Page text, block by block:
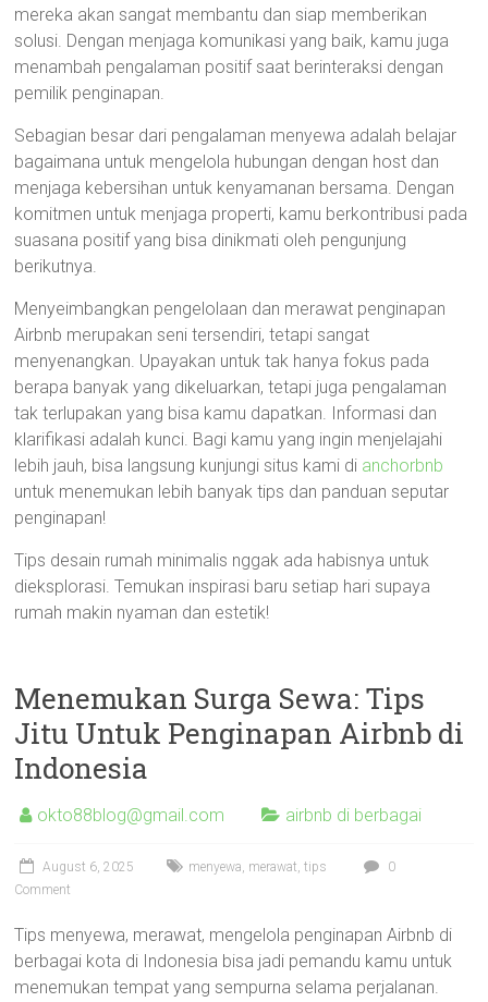
mereka akan sangat membantu dan siap memberikan
solusi. Dengan menjaga komunikasi yang baik, kamu juga
menambah pengalaman positif saat berinteraksi dengan
pemilik penginapan.
Sebagian besar dari pengalaman menyewa adalah belajar
bagaimana untuk mengelola hubungan dengan host dan
menjaga kebersihan untuk kenyamanan bersama. Dengan
komitmen untuk menjaga properti, kamu berkontribusi pada
suasana positif yang bisa dinikmati oleh pengunjung
berikutnya.
Menyeimbangkan pengelolaan dan merawat penginapan
Airbnb merupakan seni tersendiri, tetapi sangat
menyenangkan. Upayakan untuk tak hanya fokus pada
berapa banyak yang dikeluarkan, tetapi juga pengalaman
tak terlupakan yang bisa kamu dapatkan. Informasi dan
klarifikasi adalah kunci. Bagi kamu yang ingin menjelajahi
lebih jauh, bisa langsung kunjungi situs kami di anchorbnb
untuk menemukan lebih banyak tips dan panduan seputar
penginapan!
Tips desain rumah minimalis nggak ada habisnya untuk
dieksplorasi. Temukan inspirasi baru setiap hari supaya
rumah makin nyaman dan estetik!
Menemukan Surga Sewa: Tips
Jitu Untuk Penginapan Airbnb di
Indonesia
okto88blog@gmail.com airbnb di berbagai
August 6, 2025 menyewa, merawat,tips
0
Comment
Tips menyewa, merawat, mengelola penginapan Airbnb di
berbagai kota di Indonesia bisa jadi pemandu kamu untuk
menemukan tempat yang sempurna selama perjalanan.